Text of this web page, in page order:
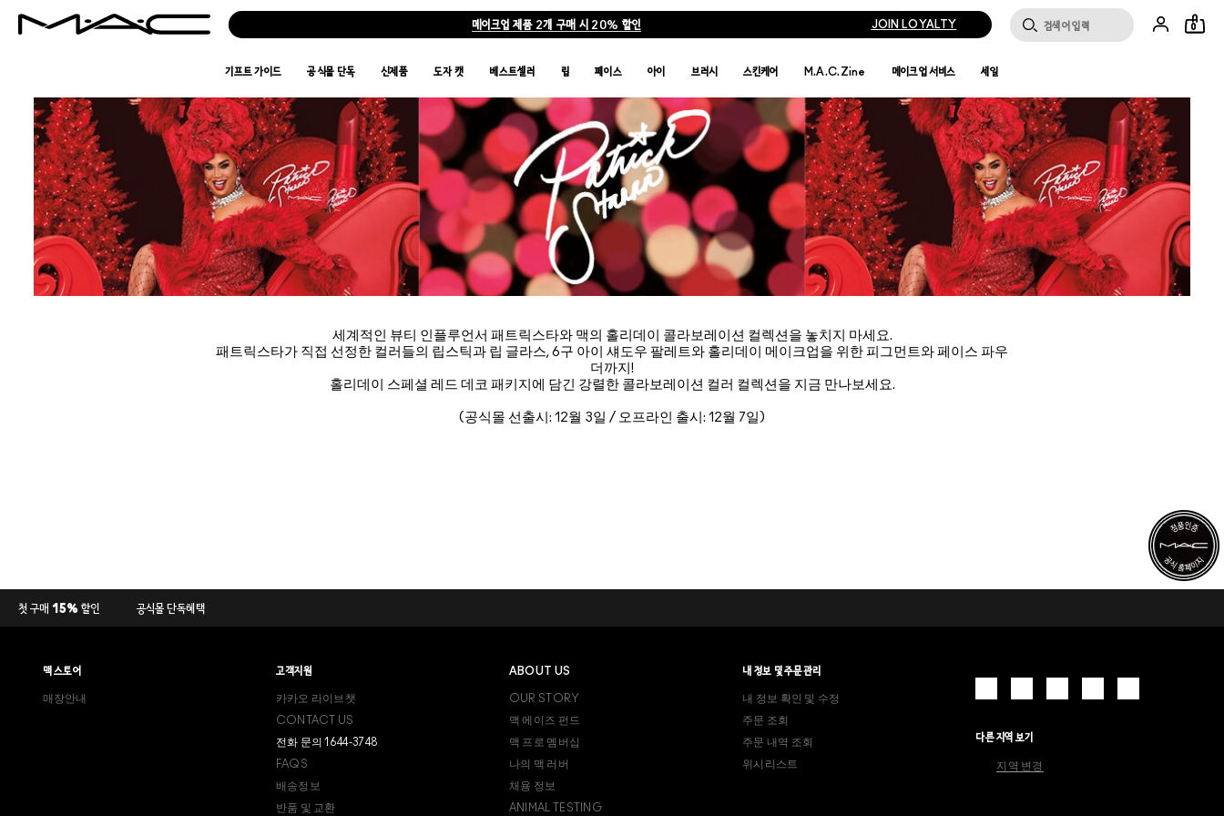
메이크업 제품 2개 구매 시 20% 할인 JOIN LOYALTY 0
기프트 가이드 공식몰 단독 신제품 도자 캣 베스트셀러 립 페이스 아이 브러시 스킨케어 M.A.C.Zine 메이크업 서비스 세일
세계적인 뷰티 인플루언서 패트릭스타와 맥의 홀리데이 콜라보레이션 컬렉션을 놓치지 마세요.
패트릭스타가 직접 선정한 컬러들의 립스틱과 립 글라스, 6구 아이 섀도우 팔레트와 홀리데이 메이크업을 위한 피그먼트와 페이스 파우
더까지!
홀리데이 스페셜 레드 데코 패키지에 담긴 강렬한 콜라보레이션 컬러 컬렉션을 지금 만나보세요.
(공식몰 선출시: 12월 3일 / 오프라인 출시: 12월 7일)
첫 구매 15% 할인 공식몰 단독혜택
맥 스토어
매장안내
고객지원
카카오 라이브챗
CONTACT US
전화 문의 1644-3748
FAQS
배송정보
반품 및 교환
ABOUT US
OUR STORY
맥 에이즈 펀드
맥 프로 멤버십
나의 맥 러버
채용 정보
ANIMAL TESTING
내 정보 및 주문관리
내 정보 확인 및 수정
주문 조회
주문 내역 조회
위시리스트
다른 지역 보기
지역 변경